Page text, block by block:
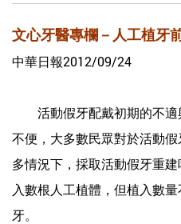
文心牙醫專欄－人工植牙
中華日報2012/09/24
活動假牙配戴初期的不適
不便，大多數民眾對於活動
多情況下，採取活動假牙重
入數根人工植體，但植入數
牙。